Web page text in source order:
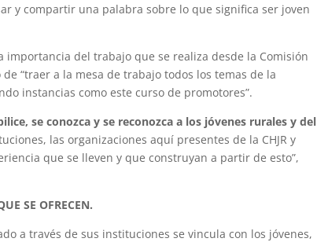
y compartir una palabra sobre lo que significa ser joven
importancia del trabajo que se realiza desde la Comisión
“traer a la mesa de trabajo todos los temas de la
instancias como este curso de promotores”.
se conozca y se reconozca a los jóvenes rurales y del
las organizaciones aquí presentes de la CHJR y
que se lleven y que construyan a partir de esto”,
SE OFRECEN.
a través de sus instituciones se vincula con los jóvenes,